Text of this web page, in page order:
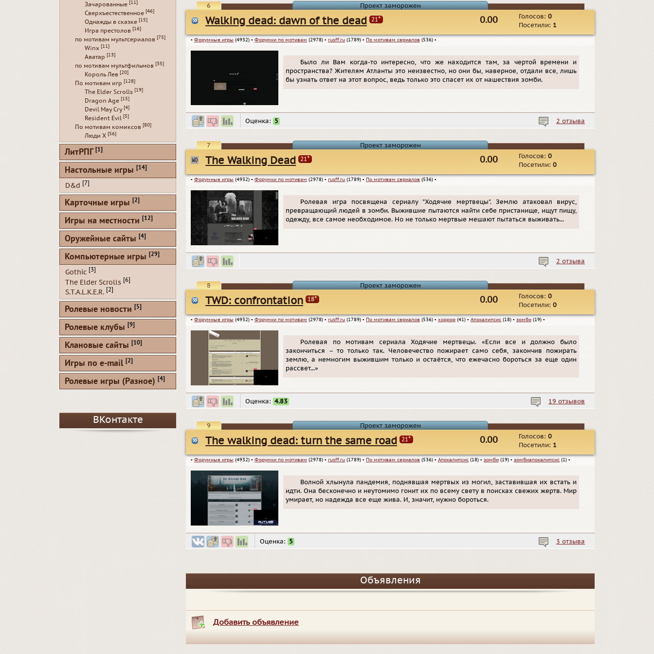
Проект заморожен
6
Walking dead: dawn of the dead 21+ Голосов: 0
Посетили: 1
0.00
▪ Форумные игры (4932) ▪ Форумки по мотивам (2978) ▪ rusff.ru (1789) ▪ По мотивам сериалов (536) ▪
Было ли Вам когда-то интересно, что же находится там, за чертой времени и
пространства? Жителям Атланты это неизвестно, но они бы, наверное, отдали все, лишь
бы узнать ответ на этот вопрос, ведь только это спасет их от нашествия зомби.
Оценка: 5 2 отзыва
Проект заморожен
7
The Walking Dead 21+ Голосов: 0
Посетили: 0
0.00
▪ Форумные игры (4932) ▪ Форумки по мотивам (2978) ▪ rusff.ru (1789) ▪ По мотивам сериалов (536) ▪
Ролевая игра посвящена сериалу "Ходячие мертвецы". Землю атаковал вирус,
превращающий людей в зомби. Выжившие пытаются найти себе пристанище, ищут пищу,
одежду, все самое необходимое. Но не только мертвые мешают пытаться выживать...
2 отзыва
Проект заморожен
8
TWD: confrontation 18+ Голосов: 0
Посетили: 0
0.00
▪ Форумные игры (4932) ▪ Форумки по мотивам (2978) ▪ rusff.ru (1789) ▪ По мотивам сериалов (536) ▪ хоррор (41) ▪ Апокалипсис (18) ▪ зомби (19) ▪
Ролевая по мотивам сериала Ходячие мертвецы. «Если все и должно было
закончиться – то только так. Человечество пожирает само себя, закончив пожирать
землю, а немногим выжившим только и остаётся, что ежечасно бороться за еще один
рассвет...»
Оценка: 4.83 19 отзывов
Проект заморожен
9
The walking dead: turn the same road 21+ Голосов: 0
Посетили: 1
0.00
▪ Форумные игры (4932) ▪ Форумки по мотивам (2978) ▪ rusff.ru (1789) ▪ По мотивам сериалов (536) ▪ Апокалипсис (18) ▪ зомби (19) ▪ зомбиапокалипсис (1) ▪
Волной хлынула пандемия, поднявшая мертвых из могил, заставившая их встать и
идти. Она бесконечно и неутомимо гонит их по всему свету в поисках свежих жертв. Мир
умирает, но надежда все еще жива. И, значит, нужно бороться.
Оценка: 5 3 отзыва
Объявления
Добавить объявление
Зачарованные [11]
Сверхъестественное [46]
Однажды в сказке [15]
Игра престолов [16]
по мотивам мультсериалов [75]
Winx [11]
Аватар [13]
по мотивам мультфильмов [35]
Король Лев [20]
По мотивам игр [128]
The Elder Scrolls [19]
Dragon Age [15]
Devil May Cry [4]
Resident Evil [5]
По мотивам комиксов [80]
Люди Х [56]
ЛитРПГ [1]
Настольные игры [14]
D&d [7]
Карточные игры [2]
Игры на местности [12]
Оружейные сайты [4]
Компьютерные игры [29]
Gothic [3]
The Elder Scrolls [6]
S.T.A.L.K.E.R. [2]
Ролевые новости [5]
Ролевые клубы [9]
Клановые сайты [10]
Игры по e-mail [2]
Ролевые игры (Разное) [4]
ВКонтакте